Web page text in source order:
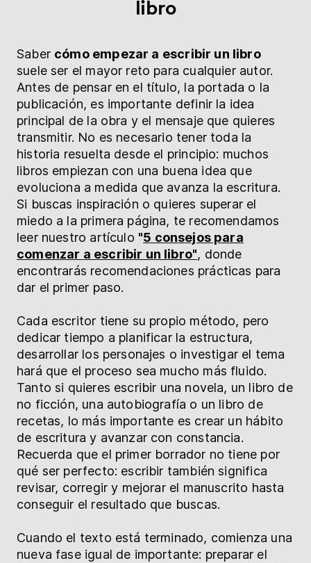
libro
Saber cómo empezar a escribir un libro
suele ser el mayor reto para cualquier autor.
Antes de pensar en el título, la portada o la
publicación, es importante definir la idea
principal de la obra y el mensaje que quieres
transmitir. No es necesario tener toda la
historia resuelta desde el principio: muchos
libros empiezan con una buena idea que
evoluciona a medida que avanza la escritura.
Si buscas inspiración o quieres superar el
miedo a la primera página, te recomendamos
leer nuestro artículo "5 consejos para
comenzar a escribir un libro", donde
encontrarás recomendaciones prácticas para
dar el primer paso.
Cada escritor tiene su propio método, pero
dedicar tiempo a planificar la estructura,
desarrollar los personajes o investigar el tema
hará que el proceso sea mucho más fluido.
Tanto si quieres escribir una novela, un libro de
no ficción, una autobiografía o un libro de
recetas, lo más importante es crear un hábito
de escritura y avanzar con constancia.
Recuerda que el primer borrador no tiene por
qué ser perfecto: escribir también significa
revisar, corregir y mejorar el manuscrito hasta
conseguir el resultado que buscas.
Cuando el texto está terminado, comienza una
nueva fase igual de importante: preparar el